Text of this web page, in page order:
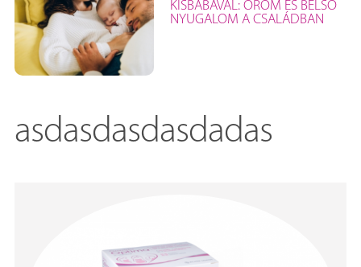
KISBABÁVAL: ÖRÖM ÉS BELSŐ
NYUGALOM A CSALÁDBAN
asdasdasdasdadas